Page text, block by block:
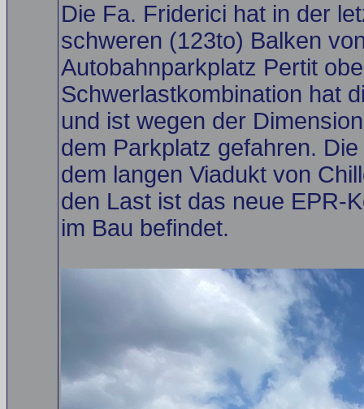
Die Fa. Friderici hat in der
schweren (123to) Balken
Autobahnparkplatz Pertit
Schwerlastkombination hat
und ist wegen der
dem Parkplatz gefahren.
dem langen Viadukt von
den Last ist das neue EPR-
im Bau befindet.